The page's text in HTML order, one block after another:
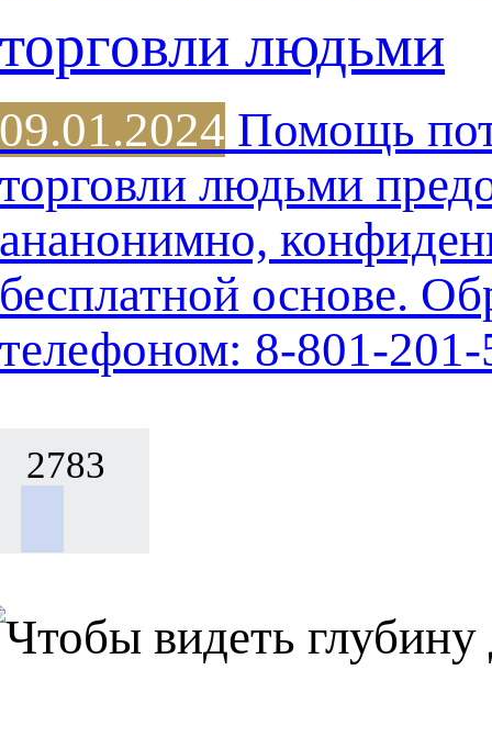
торговли людьми
09.01.2024 Помощь
торговли людьми
ананонимно,
бесплатной основе.
телефоном: 8-801-
2783